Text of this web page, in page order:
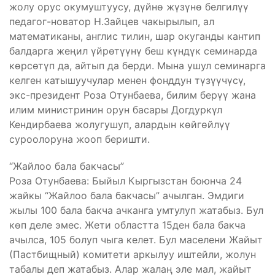
жолу орус окумуштуусу, дүйнө жүзүнө белгилүү
педагог-новатор Н.Зайцев чакырылып, ал
математиканы, англис тилин, шар окуганды кантип
балдарга жеңил үйрөтүүнү беш күндүк семинарда
көрсөтүп да, айтып да берди. Мына ушул семинарга
келген катышуучулар менен фонддун түзүүчүсү,
экс-президент Роза Отунбаева, билим берүү жана
илим министринин орун басары Догдуркүл
Кендирбаева жолугушуп, алардын көйгөйлүү
суроолоруна жооп беришти.
“Жайлоо бала бакчасы”
Роза Отунбаева: Быйыл Кыргызстан боюнча 24
жайкы “Жайлоо бала бакчасы” ачылган. Эмдиги
жылы 100 бала бакча ачканга умтулуп жатабыз. Бул
көп деле эмес. Жети областта 15ден бала бакча
ачылса, 105 болуп чыга келет. Бул маселени Жайыт
(Пастбищный) комитети аркылуу иштейли, жолун
табалы деп жатабыз. Алар жалаң эле мал, жайыт